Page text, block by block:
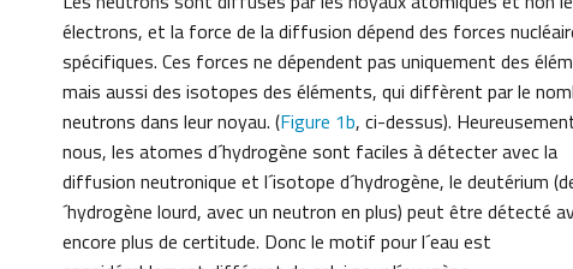
électrons, et la force de la diffusion dépend des forces
spécifiques. Ces forces ne dépendent pas uniquement des
mais aussi des isotopes des éléments, qui diffèrent par le
neutrons dans leur noyau. (Figure 1b, ci-dessus).
nous, les atomes d´hydrogène sont faciles à détecter avec la
diffusion neutronique et l´isotope d´hydrogène, le deutérium
´hydrogène lourd, avec un neutron en plus) peut être détecté
encore plus de certitude. Donc le motif pour l´eau est